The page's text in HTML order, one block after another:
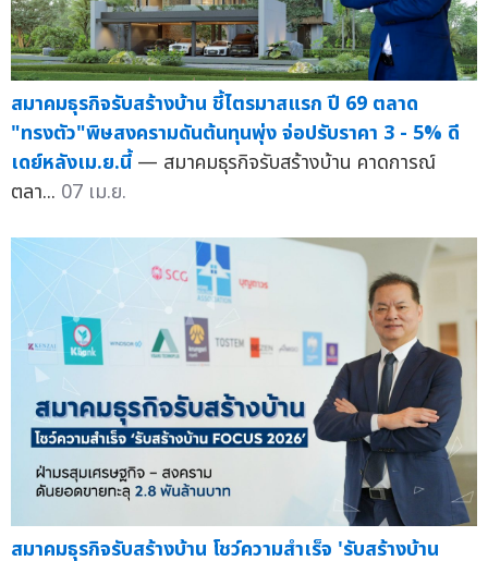
สมาคมธุรกิจรับสร้างบ้าน ชี้ไตรมาสแรก ปี 69 ตลาด
"ทรงตัว"พิษสงครามดันต้นทุนพุ่ง จ่อปรับราคา 3 - 5% ดี
เดย์หลังเม.ย.นี้ — สมาคมธุรกิจรับสร้างบ้าน คาดการณ์
ตลา... 07 เม.ย.
สมาคมธุรกิจรับสร้างบ้าน โชว์ความสำเร็จ 'รับสร้างบ้าน